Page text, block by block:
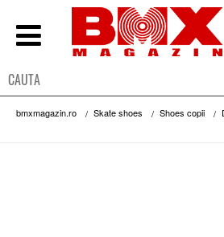
bmxmagazin.ro Skate shoes Shoes copii